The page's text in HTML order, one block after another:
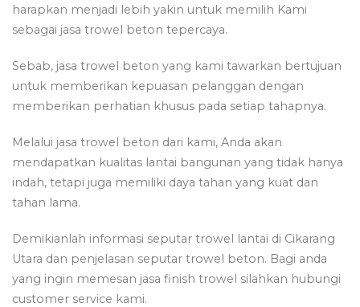
harapkan menjadi lebih yakin untuk memilih Kami
sebagai jasa trowel beton tepercaya.
Sebab, jasa trowel beton yang kami tawarkan bertujuan
untuk memberikan kepuasan pelanggan dengan
memberikan perhatian khusus pada setiap tahapnya.
Melalui jasa trowel beton dari kami, Anda akan
mendapatkan kualitas lantai bangunan yang tidak hanya
indah, tetapi juga memiliki daya tahan yang kuat dan
tahan lama.
Demikianlah informasi seputar trowel lantai di Cikarang
Utara dan penjelasan seputar trowel beton. Bagi anda
yang ingin memesan jasa finish trowel silahkan hubungi
customer service kami.